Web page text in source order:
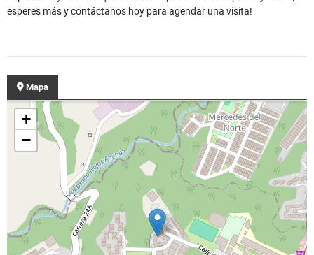
esperes más y contáctanos hoy para agendar una visita!
Mapa
+
−